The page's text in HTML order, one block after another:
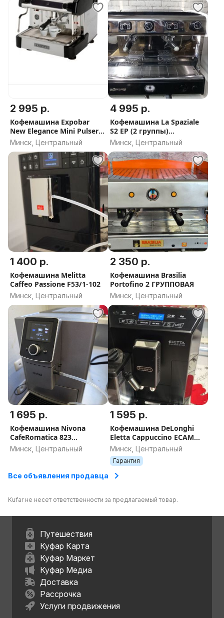
2 995 р.
Кофемашина Expobar
New Elegance Mini Pulser 1
GR Black ИСПАНИЯ
Минск, Центральный
4 995 р.
Кофемашина La Spaziale
S2 EP (2 группы)
полуавтоматическая
ВЫСОКАЯ ГРУППА
Минск, Центральный
1 400 р.
Кофемашина Melitta
Caffeo Passione F53/1-102
Минск, Центральный
2 350 р.
Кофемашина Brasilia
Portofino 2 ГРУППОВАЯ
Минск, Центральный
1 695 р.
Кофемашина Nivona
CafeRomatica 823
ШВЕЙЦАРИЯ
Минск, Центральный
1 595 р.
Кофемашина DeLonghi
Eletta Cappuccino ECAM
44.660.B ИТАЛИЯ
Минск, Центральный
Гарантия
Все объявления продавца
Kufar не несет ответственности за предлагаемый товар.
Путешествия
Куфар Карта
Куфар Маркет
Куфар Медиа
Доставка
Рассрочка
Услуги продвижения